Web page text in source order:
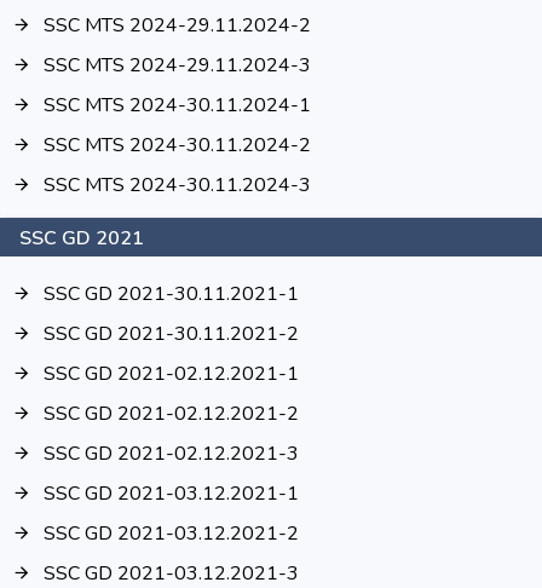
SSC MTS 2024-29.11.2024-2
SSC MTS 2024-29.11.2024-3
SSC MTS 2024-30.11.2024-1
SSC MTS 2024-30.11.2024-2
SSC MTS 2024-30.11.2024-3
SSC GD 2021
SSC GD 2021-30.11.2021-1
SSC GD 2021-30.11.2021-2
SSC GD 2021-02.12.2021-1
SSC GD 2021-02.12.2021-2
SSC GD 2021-02.12.2021-3
SSC GD 2021-03.12.2021-1
SSC GD 2021-03.12.2021-2
SSC GD 2021-03.12.2021-3